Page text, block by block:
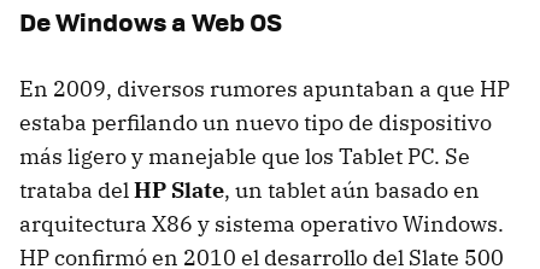
De Windows a Web OS
En 2009, diversos rumores apuntaban a que HP
estaba perfilando un nuevo tipo de dispositivo
más ligero y manejable que los Tablet PC. Se
trataba del HP Slate, un tablet aún basado en
arquitectura X86 y sistema operativo Windows.
HP confirmó en 2010 el desarrollo del Slate 500